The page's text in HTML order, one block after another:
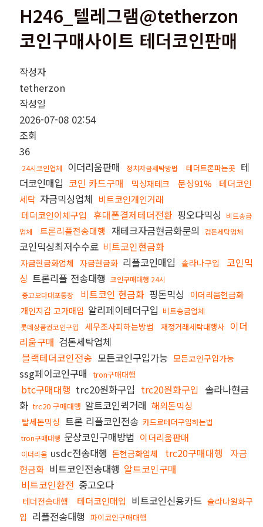
H246_텔레그램@tetherzon
코인구매사이트 테더코인판매
작성자
tetherzon
작성일
2026-07-08 02:54
조회
36
24시코인업체 이더리움판매 정치자금세탁방법 테더트론파는곳 테
더코인매입 코인 카드구매 믹싱재테크 문상91%
테더코인
세탁 자금믹싱업체 비트코인개인거래
테더코인이체구입
휴대폰결제테더전환 핑오다믹싱
비트송금
업체
트론리플전송대행 재테크자금현금화문의 검돈세탁업체
코인믹싱최저수수료 비트코인현금화
자금현금화업체 자금현금화 리플코인매입 솔라나구입
코인믹
싱 트론리플 전송대행
코인구매대행 24시
중고오다대포통장
비트코인 현금화 핑돈믹싱
이더리움현금화
개인지갑 고가매입 알리페이테더구입 비트송금업체
롯데상품권코인구입 세무조사피하는방법 재정거래세탁대행사 이더
리움구매 검돈세탁업체
블랙테더코인전송 모든코인구입가능 모든코인구입가능
ssg페이코인구매 tron구매대행
btc구매대행 trc20원화구입 trc20원화구입 솔라나현금
화 trc20 구매대행 알트코인퀵거래 해외돈믹싱
탈세돈믹싱 트론 리플코인전송 카드로테더구입하는법
tron구매대행 문상코인구매방법 이더리움판매
이더리움 usdc전송대행 돈현금화업체 trc20구매대행
자금
현금화 비트코인전송대행 알트코인구매
비트코인환전 중고오다
테더전송대행 테더코인매입 비트코인신용카드 솔라나원화구
입 리플전송대행 파이코인구매대행